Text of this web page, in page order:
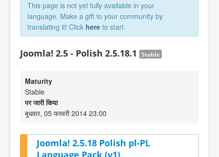
This page is not yet fully available in your
language. Make a gift to your community by
translating it! Click here to start.
Joomla! 2.5 - Polish 2.5.18.1 Stable
Maturity
Stable
पर जारी किया
बुधवार, 05 फरवरी 2014 23:00
Joomla! 2.5.18 Polish pl-PL
Language Pack (v1)